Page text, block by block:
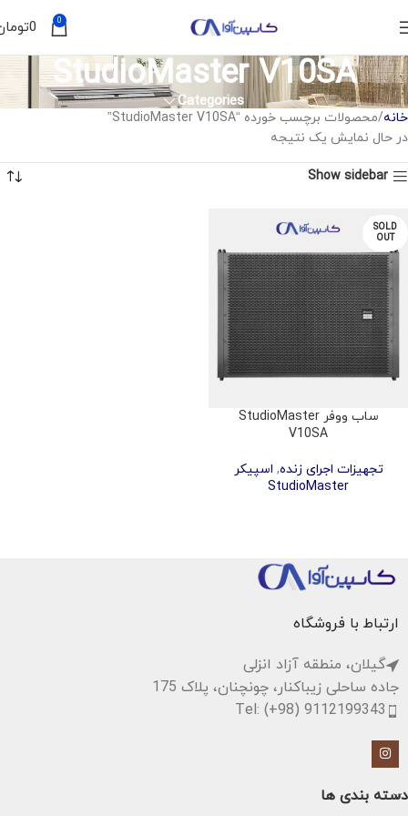
0
0
StudioMaster V10SA
Categories
خانه محصولات برچسب خورده “StudioMaster V10SA”
در حال نمایش یک نتیجه
Show sidebar
SOLD
OUT
ساب ووفر StudioMaster
V10SA
تجهیزات اجرای زنده, اسپیکر
StudioMaster
ارتباط با فروشگاه
گیلان، منطقه آزاد انزلی
جاده ساحلی زیباکنار، چونچنان، پلاک 175
Tel: (+98) 9112199343
دسته بندی ها